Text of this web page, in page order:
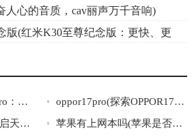
人心的音质，cav丽声万千音响)
版(红米K30至尊纪念版：更快、更
)
魅族16spro(魅族16spro：旗舰手机之选)
oppor17pro(探索OPPOR17Pro的领先科技与卓越表现)
联想启天m6000(联想启天m6000：性能稳定，助你畅玩多媒体)
苹果有上网本吗(苹果是否有推出自家品牌的上网本？)